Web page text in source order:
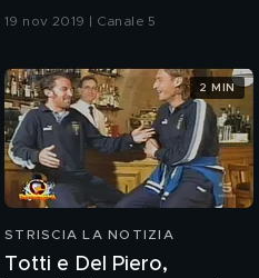
19 nov 2019 | Canale 5
STRISCIA LA NOTIZIA
Totti e Del Piero,
2 MIN